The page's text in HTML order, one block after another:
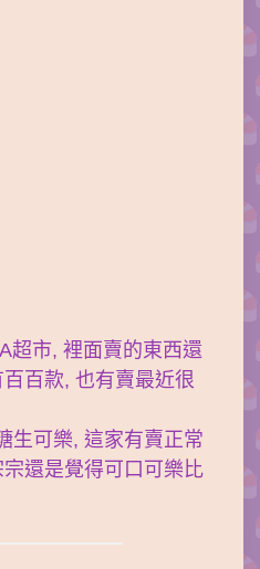
超市, 裡面賣的東西還
百款, 也有賣最近很
生可樂, 這家有賣正常
還是覺得可口可樂比